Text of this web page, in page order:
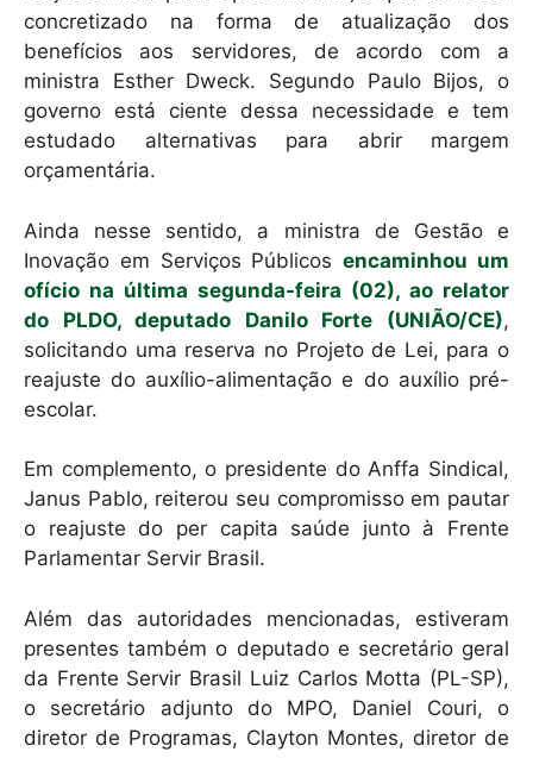
concretizado na forma de atualização dos
benefícios aos servidores, de acordo com a
ministra Esther Dweck. Segundo Paulo Bijos, o
governo está ciente dessa necessidade e tem
estudado alternativas para abrir margem
orçamentária.
Ainda nesse sentido, a ministra de Gestão e
Inovação em Serviços Públicosencaminhou um
ofício na última segunda-feira (02), ao relator
do PLDO, deputado Danilo Forte (UNIÃO/CE),
solicitando uma reserva no Projeto de Lei, para o
reajuste do auxílio-alimentação e do auxílio pré-
escolar.
Em complemento, o presidente do Anffa Sindical,
Janus Pablo, reiterou seu compromisso em pautar
o reajuste do per capita saúde junto à Frente
Parlamentar Servir Brasil.
Além das autoridades mencionadas, estiveram
presentes também o deputado e secretário geral
da Frente Servir Brasil Luiz Carlos Motta (PL-SP),
o secretário adjunto do MPO, Daniel Couri, o
diretor de Programas, Clayton Montes, diretor de